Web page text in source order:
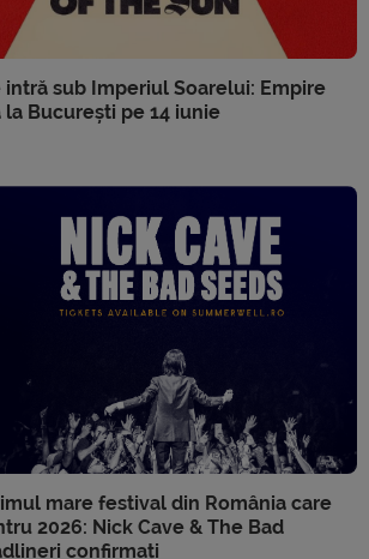
sub Imperiul Soarelui: Empire
București pe 14 iunie
mare festival din România care
2026: Nick Cave & The Bad
confirmați